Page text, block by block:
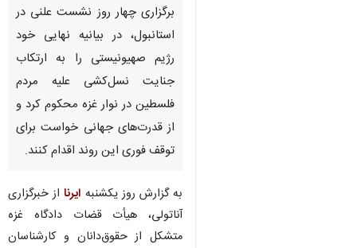
برگزاری چهار روز نشست علنی در
استانبول، در بیانیه نهایی خود
رژیم صهیونیستی را به ارتکاب
جنایت نسل‌کشی علیه مردم
فلسطین در نوار غزه محکوم کرد و
از قدرت‌های جهانی خواست برای
توقف فوری این روند اقدام کنند.
به گزارش روز یکشنبه ایرنااز خبرگزاری
آناتولی، هیأت قضات دادگاه غزه
متشکل از حقوق‌دانان و کارشناسان